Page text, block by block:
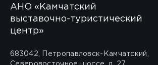
АНО «Камчатский
выставочно-туристический
центр»
683042, Петропавловск-Камчатский,